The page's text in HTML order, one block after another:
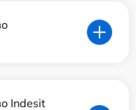
Indesit